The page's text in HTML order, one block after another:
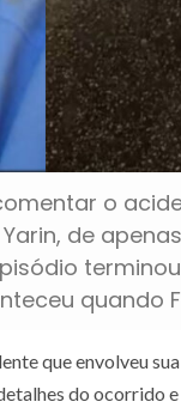
o
de
quando
que envolveu
do